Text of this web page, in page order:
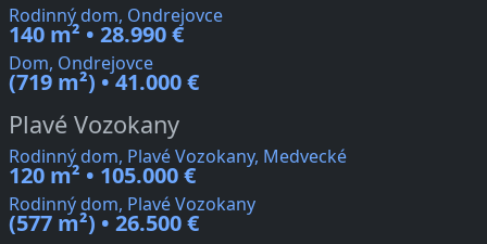
Rodinný dom, Ondrejovce
140 m² • 28.990 €
Dom, Ondrejovce
(719 m²) • 41.000 €
Plavé Vozokany
Rodinný dom, Plavé Vozokany, Medvecké
120 m² • 105.000 €
Rodinný dom, Plavé Vozokany
(577 m²) • 26.500 €